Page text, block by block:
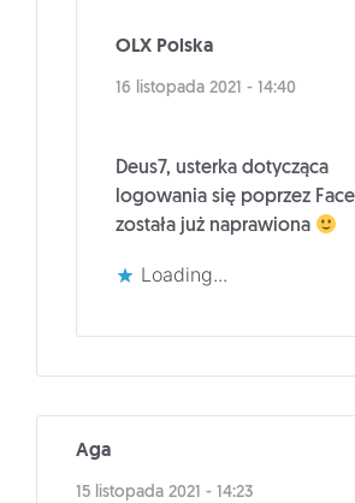
OLX Polska
16 listopada 2021 - 14:40
Deus7, usterka dotycząca
logowania się poprzez
została już naprawiona
Loading...
Aga
15 listopada 2021 - 14:23